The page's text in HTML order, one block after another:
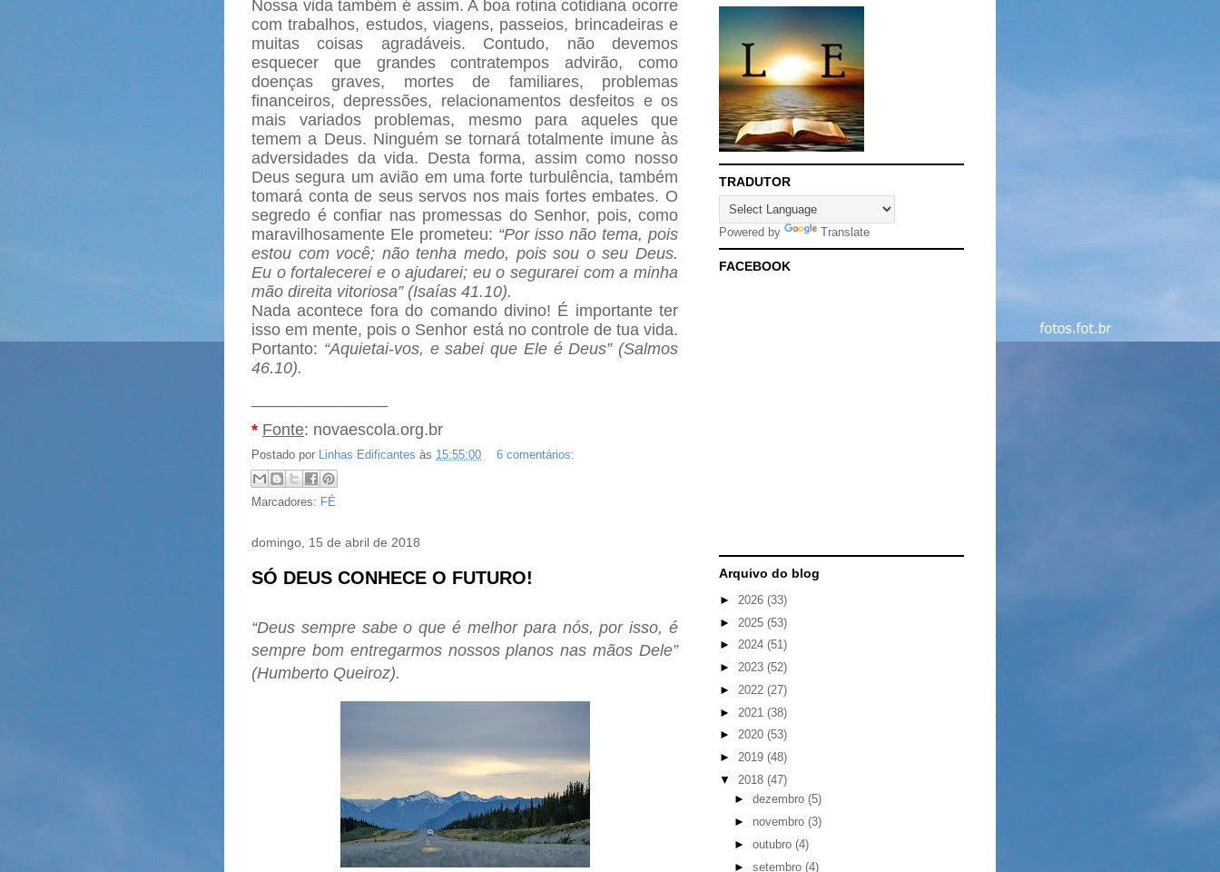
Nossa vida também é assim. A boa rotina cotidiana ocorre
com trabalhos, estudos, viagens, passeios, brincadeiras e
muitas coisas agradáveis. Contudo, não devemos
esquecer que grandes contratempos advirão, como
doenças graves, mortes de familiares, problemas
financeiros, depressões, relacionamentos desfeitos e os
mais variados problemas, mesmo para aqueles que
temem a Deus. Ninguém se tornará totalmente imune às
adversidades da vida. Desta forma, assim como nosso
Deus segura um avião em uma forte turbulência, também
tomará conta de seus servos nos mais fortes embates. O
segredo é confiar nas promessas do Senhor, pois, como
maravilhosamente Ele prometeu: “Por isso não tema, pois
estou com você; não tenha medo, pois sou o seu Deus.
Eu o fortalecerei e o ajudarei; eu o segurarei com a minha
mão direita vitoriosa” (Isaías 41.10).
Nada acontece fora do comando divino! É importante ter
isso em mente, pois o Senhor está no controle de tua vida.
Portanto: “Aquietai-vos, e sabei que Ele é Deus” (Salmos
46.10).
* Fonte: novaescola.org.br
Postado por Linhas Edificantes às 15:55:00 6 comentários:
Marcadores: FÉ
domingo, 15 de abril de 2018
SÓ DEUS CONHECE O FUTURO!
“Deus sempre sabe o que é melhor para nós, por isso, é
sempre bom entregarmos nossos planos nas mãos Dele”
(Humberto Queiroz).
TRADUTOR
Powered by Translate
FACEBOOK
Arquivo do blog
► 2026 (33)
► 2025 (53)
► 2024 (51)
► 2023 (52)
► 2022 (27)
► 2021 (38)
► 2020 (53)
► 2019 (48)
▼ 2018 (47)
► dezembro (5)
► novembro (3)
► outubro (4)
► setembro (4)